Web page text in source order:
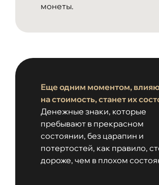
монеты.
Еще одним моментом,
на стоимость, станет их
Денежные знаки, которые
пребывают в прекрасном
состоянии, без царапин и
потертостей, как правило,
дороже, чем в плохом